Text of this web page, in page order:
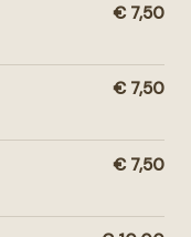
€ 7,50
€ 7,50
€ 7,50